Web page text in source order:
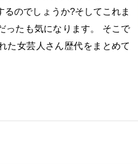
のでしょうか?そしてこれま
ったも気になります。 そこで
た女芸人さん歴代をまとめて